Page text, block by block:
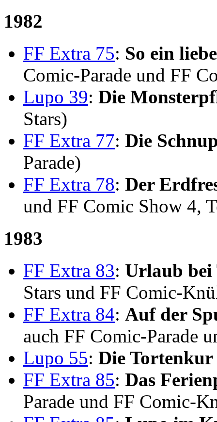
1982
FF Extra 75: So ein
Comic-Parade und FF
Lupo 39: Die
Stars)
FF Extra 77: Die
Parade)
FF Extra 78: Der
und FF Comic Show 4,
1983
FF Extra 83: Urlaub bei
Stars und FF Comic-
FF Extra 84: Auf der
auch FF Comic-Parade
Lupo 55: Die Tortenkur
FF Extra 85: Das
Parade und FF Comic-